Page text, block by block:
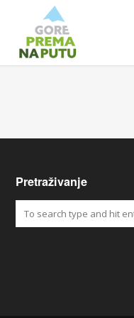
Pretraživanje